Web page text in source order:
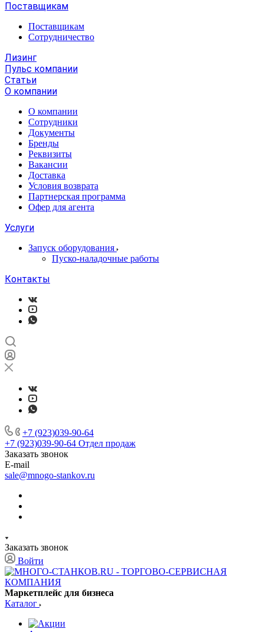
Поставщикам
Поставщикам
Сотрудничество
Лизинг
Пульс компании
Статьи
О компании
О компании
Сотрудники
Документы
Бренды
Реквизиты
Вакансии
Доставка
Условия возврата
Партнерская программа
Офер для агента
Услуги
Запуск оборудования
Пуско-наладочные работы
Контакты
+7 (923)039-90-64
+7 (923)039-90-64 Отдел продаж
Заказать звонок
E-mail
sale@mnogo-stankov.ru
Заказать звонок
Войти
Маркетплейс для бизнеса
Каталог